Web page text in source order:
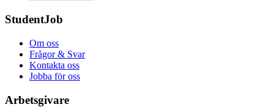
StudentJob
Om oss
Frågor & Svar
Kontakta oss
Jobba för oss
Arbetsgivare